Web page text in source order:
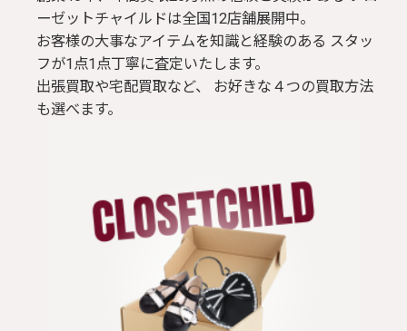
ーゼットチャイルドは全国12店舗展開中。
お客様の大事なアイテムを知識と経験のある スタッ
フが1点1点丁寧に査定いたします。
出張買取や宅配買取など、 お好きな４つの買取方法
も選べます。